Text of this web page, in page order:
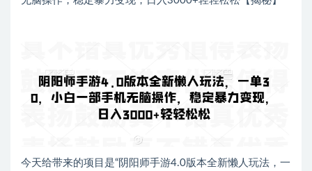
今天给带来的项目是“阴阳师手游4.0版本全新懒人玩法，一